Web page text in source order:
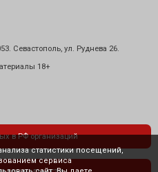
Севастополь, ул. Руднева 26.
18+
в РФ организаций
статистики посещений,
сервиса